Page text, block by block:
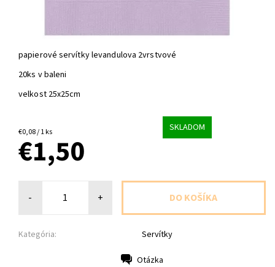
papierové servítky levandulova 2vrstvové
20ks v baleni
velkost 25x25cm
€0,08 / 1 ks SKLADOM
€1,50
- +
Kategória: Servítky
Otázka